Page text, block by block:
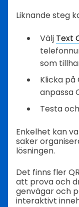
Liknande steg
Välj Text
som
Klicka på
anpassa
Testa
Enkelhet kan
saker
lösningen.
Det finns fler
att prova och
genvägar och
interaktivt